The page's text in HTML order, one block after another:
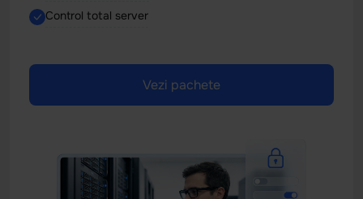
Control total server
Vezi pachete